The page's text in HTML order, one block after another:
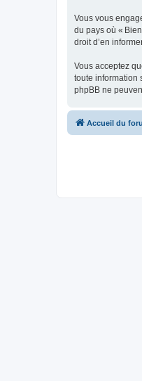
Vous vous
du pays où «
droit d’en
Vous acceptez
toute information
phpBB ne
Accueil du